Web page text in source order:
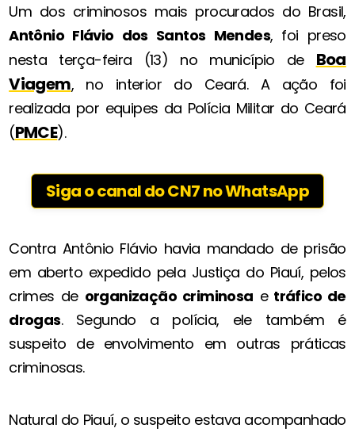
Um dos criminosos mais procurados do Brasil,
Antônio Flávio dos Santos Mendes, foi preso
nesta terça-feira (13) no município de Boa
Viagem, no interior do Ceará. A ação foi
realizada por equipes da Polícia Militar do Ceará
(PMCE).
Siga o canal do CN7 no WhatsApp
Contra Antônio Flávio havia mandado de prisão
em aberto expedido pela Justiça do Piauí, pelos
crimes de organização criminosa etráfico de
drogas. Segundo a polícia, ele também é
suspeito de envolvimento em outras práticas
criminosas.
Natural do Piauí, o suspeito estava acompanhado